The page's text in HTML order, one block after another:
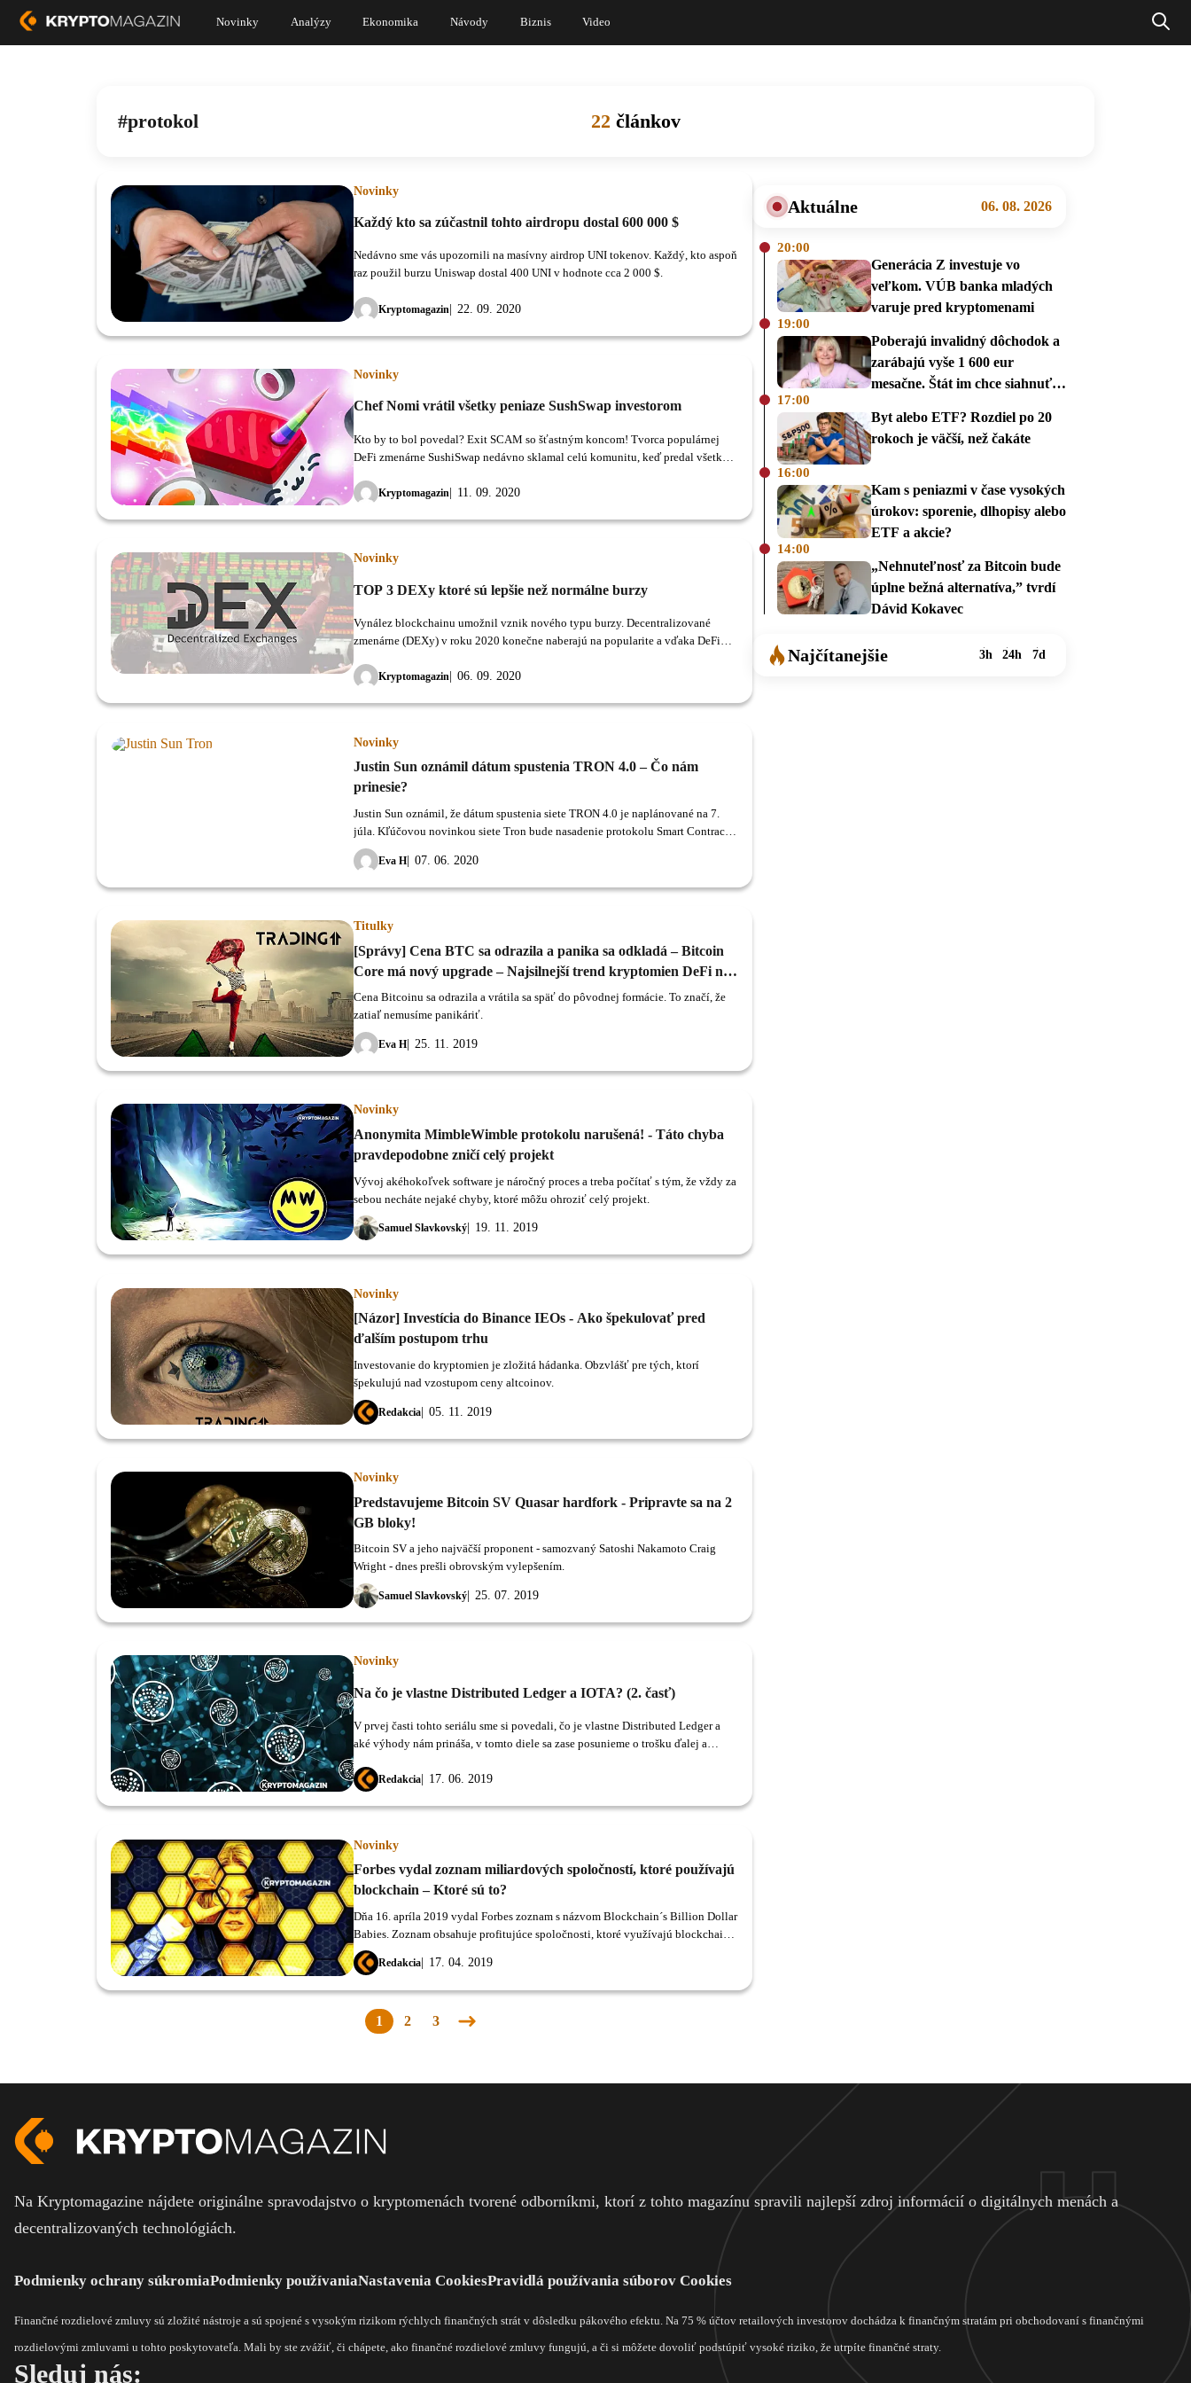
Novinky Analýzy Ekonomika Návody Biznis Video
protokol 22 článkov
Novinky
Každý kto sa zúčastnil tohto airdropu dostal 600 000 $
Kryptomagazin 22. 09. 2020
Nedávno sme vás upozornili na masívny airdrop UNI tokenov. Každý, kto aspoň
raz použil burzu Uniswap dostal 400 UNI v hodnote cca 2 000 $.
Novinky
Chef Nomi vrátil všetky peniaze SushSwap investorom
Kryptomagazin 11. 09. 2020
Kto by to bol povedal? Exit SCAM so šťastným koncom! Tvorca populárnej
DeFi zmenárne SushiSwap nedávno sklamal celú komunitu, keď predal všetky
Novinky
TOP 3 DEXy ktoré sú lepšie než normálne burzy
Kryptomagazin 06. 09. 2020
Vynález blockchainu umožnil vznik nového typu burzy. Decentralizované
zmenárne (DEXy) v roku 2020 konečne naberajú na popularite a vďaka DeFi
Novinky
Justin Sun oznámil dátum spustenia TRON 4.0 – Čo nám
prinesie?
Eva H 07. 06. 2020
Justin Sun oznámil, že dátum spustenia siete TRON 4.0 je naplánované na 7.
júla. Kľúčovou novinkou siete Tron bude nasadenie protokolu Smart Contract
Privacy Protocol, ktorý používa zk-SNARKS.
Titulky
[Správy] Cena BTC sa odrazila a panika sa odkladá – Bitcoin
Core má nový upgrade – Najsilnejší trend kryptomien DeFi na
masívnom vzostupe
Eva H 25. 11. 2019
Cena Bitcoinu sa odrazila a vrátila sa späť do pôvodnej formácie. To značí, že
zatiaľ nemusíme panikáriť.
Novinky
Anonymita MimbleWimble protokolu narušená! - Táto chyba
pravdepodobne zničí celý projekt
Samuel Slavkovský 19. 11. 2019
Vývoj akéhokoľvek software je náročný proces a treba počítať s tým, že vždy za
sebou necháte nejaké chyby, ktoré môžu ohroziť celý projekt.
Novinky
[Názor] Investícia do Binance IEOs - Ako špekulovať pred
ďalším postupom trhu
Redakcia 05. 11. 2019
Investovanie do kryptomien je zložitá hádanka. Obzvlášť pre tých, ktorí
špekulujú nad vzostupom ceny altcoinov.
Novinky
Predstavujeme Bitcoin SV Quasar hardfork - Pripravte sa na 2
GB bloky!
Samuel Slavkovský 25. 07. 2019
Bitcoin SV a jeho najväčší proponent - samozvaný Satoshi Nakamoto Craig
Wright - dnes prešli obrovským vylepšením.
Novinky
Na čo je vlastne Distributed Ledger a IOTA? (2. časť)
Redakcia 17. 06. 2019
V prvej časti tohto seriálu sme si povedali, čo je vlastne Distributed Ledger a
aké výhody nám prináša, v tomto diele sa zase posunieme o trošku ďalej a
Novinky
Forbes vydal zoznam miliardových spoločností, ktoré používajú
blockchain – Ktoré sú to?
Redakcia 17. 04. 2019
Dňa 16. apríla 2019 vydal Forbes zoznam s názvom Blockchain´s Billion Dollar
Babies. Zoznam obsahuje profitujúce spoločnosti, ktoré využívajú blockchain
technológiu.
1 2
3
Aktuálne 06. 08. 2026
20:00
Generácia Z investuje vo
veľkom. VÚB banka mladých
varuje pred kryptomenami
19:00
Poberajú invalidný dôchodok a
zarábajú vyše 1 600 eur
mesačne. Štát im chce siahnuť
17:00
Byt alebo ETF? Rozdiel po 20
rokoch je väčší, než čakáte
16:00
Kam s peniazmi v čase vysokých
úrokov: sporenie, dlhopisy alebo
ETF a akcie?
14:00
„Nehnuteľnosť za Bitcoin bude
úplne bežná alternatíva,” tvrdí
Dávid Kokavec
Najčítanejšie 3h 24h 7d
Na Kryptomagazine nájdete originálne spravodajstvo o kryptomenách tvorené odborníkmi, ktorí z tohto magazínu spravili najlepší zdroj informácií o digitálnych menách a
decentralizovaných technológiách.
Podmienky ochrany súkromiaPodmienky používaniaNastavenia CookiesPravidlá používania súborov Cookies
Finančné rozdielové zmluvy sú zložité nástroje a sú spojené s vysokým rizikom rýchlych finančných strát v dôsledku pákového efektu. Na 75 % účtov retailových investorov dochádza k finančným stratám pri obchodovaní s finančnými
rozdielovými zmluvami u tohto poskytovateľa. Mali by ste zvážiť, či chápete, ako finančné rozdielové zmluvy fungujú, a či si môžete dovoliť podstúpiť vysoké riziko, že utrpíte finančné straty.
Sleduj nás: